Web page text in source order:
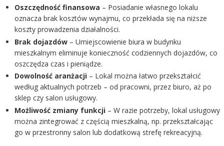
Oszczędność finansowa – Posiadanie własnego lokalu
oznacza brak kosztów wynajmu, co przekłada się na niższe
koszty prowadzenia działalności.
Brak dojazdów – Umiejscowienie biura w budynku
mieszkalnym eliminuje konieczność codziennych dojazdów, co
oszczędza czas i pieniądze.
Dowolność aranżacji – Lokal można łatwo przekształcić
według aktualnych potrzeb – od pracowni, przez biuro, aż po
sklep czy salon usługowy.
Możliwość zmiany funkcji – W razie potrzeby, lokal usługowy
można zintegrować z częścią mieszkalną, np. przekształcając
go w przestronny salon lub dodatkową strefę rekreacyjną.